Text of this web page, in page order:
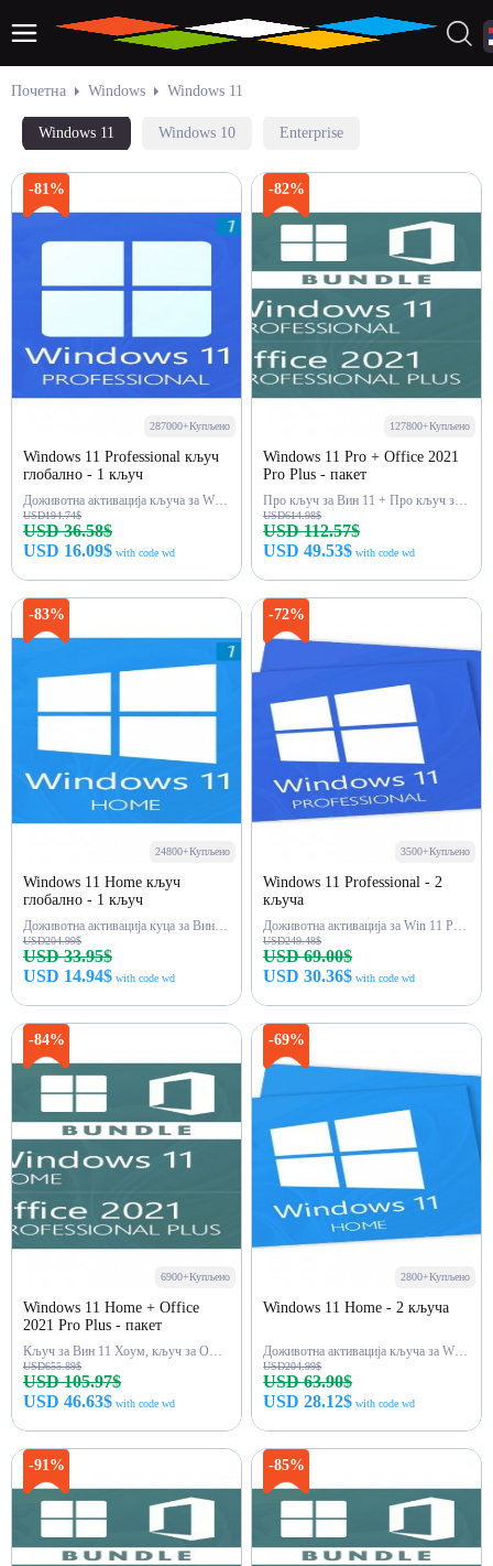
Почетна Windows Windows 11
Windows 11 Windows 10 Enterprise
-81%
287000+Купљено
Windows 11 Professional кључ
глобално - 1 кључ
Доживотна активација кључа за Win 11 Pro
USD194.74$
USD 36.58$
USD 16.09$ with code wd
-82%
127800+Купљено
Windows 11 Pro + Office 2021
Pro Plus - пакет
Про кључ за Вин 11 + Про кључ за Офис 2021
USD614.98$
USD 112.57$
USD 49.53$ with code wd
-83%
24800+Купљено
Windows 11 Home кључ
глобално - 1 кључ
Доживотна активација куца за Вин 11 Хоме
USD204.99$
USD 33.95$
USD 14.94$ with code wd
-72%
3500+Купљено
Windows 11 Professional - 2
кључа
Доживотна активација за Win 11 Pro са 2 кључа
USD249.48$
USD 69.00$
USD 30.36$ with code wd
-84%
6900+Купљено
Windows 11 Home + Office
2021 Pro Plus - пакет
Кључ за Вин 11 Хоум, кључ за Офис 2021 Про
USD655.89$
USD 105.97$
USD 46.63$ with code wd
-69%
2800+Купљено
Windows 11 Home - 2 кључа
Доживотна активација кључа за Win 11 Home 2
USD204.99$
USD 63.90$
USD 28.12$ with code wd
-91% -85%